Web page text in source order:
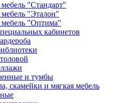
"Стандарт"
"Эталон"
мебель "Оптима"
кабинетов
и тумбы
скамейки и мягкая мебель